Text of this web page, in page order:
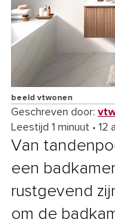
beeld vtwonen
Geschreven door:
Leestijd 1 minuut • 12
Van
een
rustgevend
om de